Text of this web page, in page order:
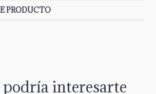
PRODUCTO
interesarte